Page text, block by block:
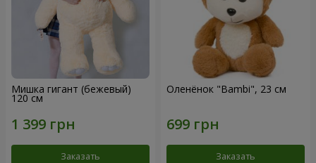
Мишка гигант (бежевый)
120 см
Заказать
Оленёнок "Bambi", 23 см
Заказать